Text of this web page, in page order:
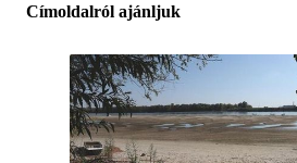
Címoldalról ajánljuk